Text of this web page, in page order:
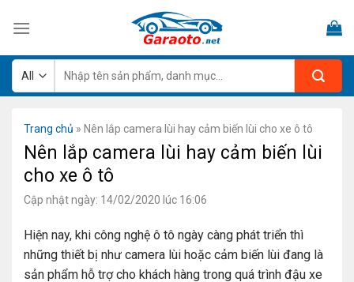
kiếm:
Trang chủ » Nên lắp camera lùi hay cảm biến lùi cho xe ô tô
Nên lắp camera lùi hay cảm biến lùi
cho xe ô tô
Cập nhật ngày: 14/02/2020 lúc 16:06
Hiện nay, khi công nghệ ô tô ngày càng phát triển thì
những thiết bị như camera lùi hoặc cảm biến lùi đang là
sản phẩm hỗ trợ cho khách hàng trong quá trình đậu xe